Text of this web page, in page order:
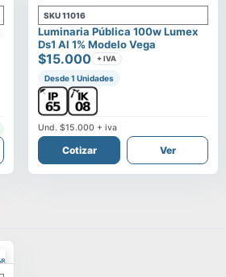
SKU11016
Luminaria Pública 100w Lumex
Ds1 Al 1% Modelo Vega
$15.000 + IVA
Desde 1 Unidades
Und.$15.000 + iva
Cotizar Ver